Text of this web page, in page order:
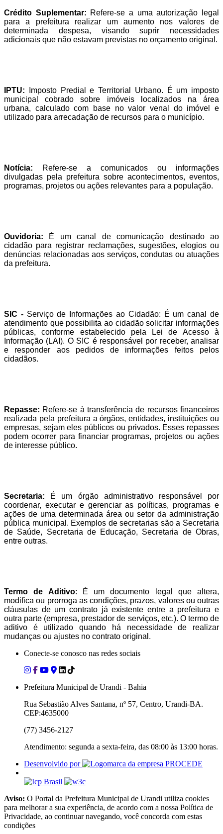
Crédito Suplementar: Refere-se a uma autorização legal
para a prefeitura realizar um aumento nos valores de
determinada despesa, visando suprir necessidades
adicionais que não estavam previstas no orçamento original.
IPTU: Imposto Predial e Territorial Urbano. É um imposto
municipal cobrado sobre imóveis localizados na área
urbana, calculado com base no valor venal do imóvel e
utilizado para arrecadação de recursos para o município.
Notícia: Refere-se a comunicados ou informações
divulgadas pela prefeitura sobre acontecimentos, eventos,
programas, projetos ou ações relevantes para a população.
Ouvidoria: É um canal de comunicação destinado ao
cidadão para registrar reclamações, sugestões, elogios ou
denúncias relacionadas aos serviços, condutas ou atuações
da prefeitura.
SIC -Serviço de Informações ao Cidadão: É um canal de
atendimento que possibilita ao cidadão solicitar informações
públicas, conforme estabelecido pela Lei de Acesso à
Informação (LAI). O SIC é responsável por receber, analisar
e responder aos pedidos de informações feitos pelos
cidadãos.
Repasse: Refere-se à transferência de recursos financeiros
realizada pela prefeitura a órgãos, entidades, instituições ou
empresas, sejam eles públicos ou privados. Esses repasses
podem ocorrer para financiar programas, projetos ou ações
de interesse público.
Secretaria: É um órgão administrativo responsável por
coordenar, executar e gerenciar as políticas, programas e
ações de uma determinada área ou setor da administração
pública municipal. Exemplos de secretarias são a Secretaria
de Saúde, Secretaria de Educação, Secretaria de Obras,
entre outras.
Termo de Aditivo: É um documento legal que altera,
modifica ou prorroga as condições, prazos, valores ou outras
cláusulas de um contrato já existente entre a prefeitura e
outra parte (empresa, prestador de serviços, etc.). O termo de
aditivo é utilizado quando há necessidade de realizar
mudanças ou ajustes no contrato original.
Conecte-se conosco nas redes sociais
Prefeitura Municipal de Urandi - Bahia
Rua Sebastião Alves Santana, nº 57, Centro, Urandi-BA.
CEP:4635000
(77) 3456-2127
Atendimento: segunda a sexta-feira, das 08:00 às 13:00 horas.
Desenvolvido por
Aviso: O Portal da Prefeitura Municipal de Urandi utiliza cookies
para melhorar a sua experiência, de acordo com a nossa Política de
Privacidade, ao continuar navegando, você concorda com estas
condições